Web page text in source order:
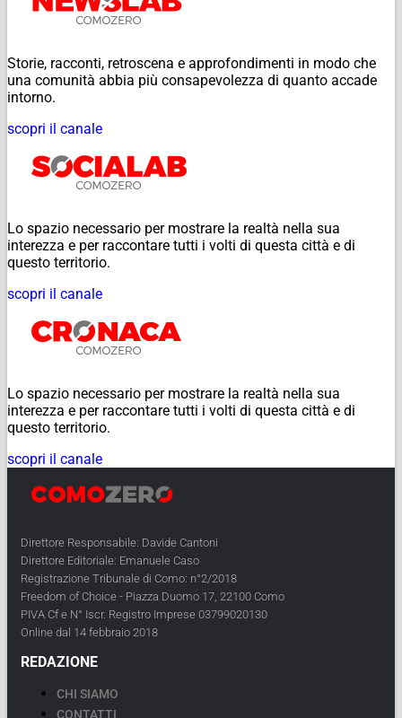
Storie, racconti, retroscena e approfondimenti in modo che
una comunità abbia più consapevolezza di quanto accade
intorno.
scopri il canale
Lo spazio necessario per mostrare la realtà nella sua
interezza e per raccontare tutti i volti di questa città e di
questo territorio.
scopri il canale
Lo spazio necessario per mostrare la realtà nella sua
interezza e per raccontare tutti i volti di questa città e di
questo territorio.
scopri il canale
Direttore Responsabile: Davide Cantoni
Direttore Editoriale: Emanuele Caso
Registrazione Tribunale di Como: n°2/2018
Freedom of Choice - Piazza Duomo 17, 22100 Como
PIVA Cf e N° Iscr. Registro Imprese 03799020130
Online dal 14 febbraio 2018
REDAZIONE
CHI SIAMO
CONTATTI